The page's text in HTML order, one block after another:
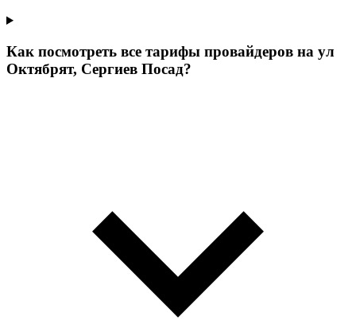
Как посмотреть все тарифы провайдеров на ул
Октябрят, Сергиев Посад?